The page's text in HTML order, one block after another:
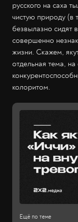
русского на саха
чистую природу (в
безвылазно
совершенно
жизни. Скажем,
отдельная тема,
колоритом.